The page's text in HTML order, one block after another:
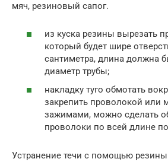
мяч, резиновый сапог.
из куска резины вырезать
который будет шире
сантиметра, длина должна
диаметр трубы;
накладку туго обмотать
закрепить проволокой или
зажимами, можно сделать
проволоки по всей длине
Устранение течи с помощью